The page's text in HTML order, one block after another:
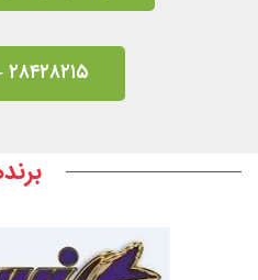
۲۸۴۲۸۲۱۵ - ۰۲۱